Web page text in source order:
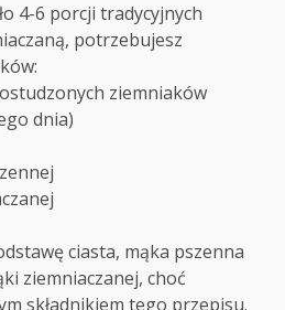
4-6 porcji tradycyjnych
potrzebujesz
ziemniaków
dnia)
ciasta, mąka pszenna
ziemniaczanej, choć
składnikiem tego przepisu.